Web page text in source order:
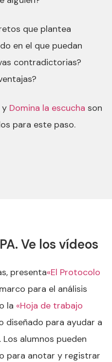
que plantea
en el que puedan
contradictorias?
y Domina la escucha son
para este paso.
Ve los vídeos
presenta«El Protocolo
para el análisis
la «Hoja de trabajo
diseñado para ayudar a
alumnos pueden
para anotar y registrar